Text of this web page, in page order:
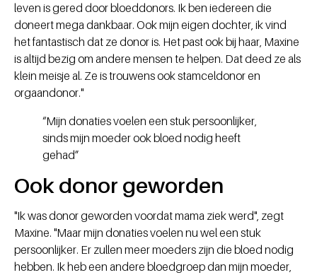
leven is gered door bloeddonors. Ik ben iedereen die
doneert mega dankbaar. Ook mijn eigen dochter, ik vind
het fantastisch dat ze donor is. Het past ook bij haar, Maxine
is altijd bezig om andere mensen te helpen. Dat deed ze als
klein meisje al. Ze is trouwens ook stamceldonor en
orgaandonor."
“Mijn donaties voelen een stuk persoonlijker,
sinds mijn moeder ook bloed nodig heeft
gehad”
Ook donor geworden
"Ik was donor geworden voordat mama ziek werd", zegt
Maxine. "Maar mijn donaties voelen nu wel een stuk
persoonlijker. Er zullen meer moeders zijn die bloed nodig
hebben. Ik heb een andere bloedgroep dan mijn moeder,